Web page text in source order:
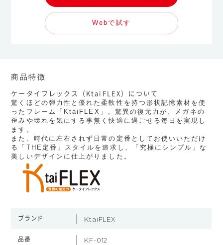
Webで試す
商品特徴
ケータイフレックス（KtaiFLEX）について
驚くほどの弾力性と優れた柔軟性を持つ形状記憶素材を使
ったフレーム「KtaiFLEX」。驚異の復元力が、メガネの
歪みや壊れを気にする事無く快適に過ごせる毎日を実現し
ます。
また、時代に左右されず日常の定番としてお使いいただけ
る「THE定番」スタイルを追求し、「究極にシンプル」な
美しいデザインに仕上がりました。
ブランド KtaiFLEX
品番 KF-012